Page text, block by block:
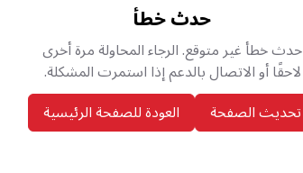
حدث خطأ
حدث خطأ غير متوقع. الرجاء المحاولة مرة أخرى
لاحقًا أو الاتصال بالدعم إذا استمرت المشكلة.
تحديث الصفحة
العودة للصفحة الرئيسية